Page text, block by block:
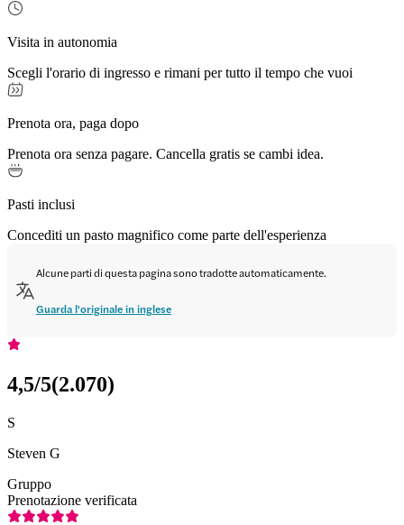
Visita in autonomia
Scegli l'orario di ingresso e rimani per tutto il tempo che vuoi
Prenota ora, paga dopo
Prenota ora senza pagare. Cancella gratis se cambi idea.
Pasti inclusi
Concediti un pasto magnifico come parte dell'esperienza
Alcune parti di questa pagina sono tradotte automaticamente.
Guarda l'originale in inglese
4,5/5(2.070)
S
Steven G
Gruppo
Prenotazione verificata